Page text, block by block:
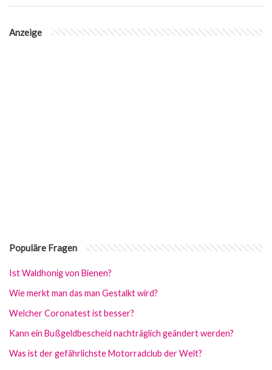
Anzeige
Populäre Fragen
Ist Waldhonig von Bienen?
Wie merkt man das man Gestalkt wird?
Welcher Coronatest ist besser?
Kann ein Bußgeldbescheid nachträglich geändert werden?
Was ist der gefährlichste Motorradclub der Welt?